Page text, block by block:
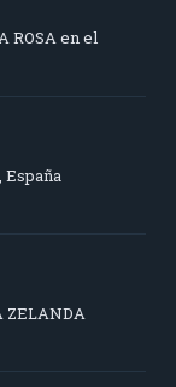
ROSA en el
España
ZELANDA